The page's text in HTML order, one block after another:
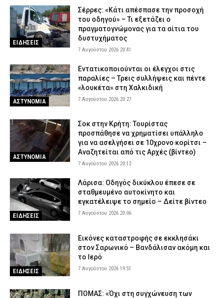
ΕΙΔΗΣΕΙΣ
Σέρρες: «Κάτι απέσπασε την προσοχή
του οδηγού» – Τι εξετάζει ο
πραγματογνώμονας για τα αίτια του
δυστυχήματος
7 Αυγούστου 2026 20:41
ΑΣΤΥΝΟΜΙΑ
Εντατικοποιούνται οι έλεγχοι στις
παραλίες – Τρεις συλλήψεις και πέντε
«λουκέτα» στη Χαλκιδική
7 Αυγούστου 2026 20:27
ΑΣΤΥΝΟΜΙΑ
Σοκ στην Κρήτη: Τουρίστας
προσπάθησε να χρηματίσει υπάλληλο
για να ασελγήσει σε 10χρονο κορίτσι –
Αναζητείται από τις Αρχές (βίντεο)
7 Αυγούστου 2026 20:12
ΕΙΔΗΣΕΙΣ
Λάρισα: Οδηγός δικύκλου έπεσε σε
σταθμευμένο αυτοκίνητο και
εγκατέλειψε το σημείο – Δείτε βίντεο
7 Αυγούστου 2026 20:06
ΕΙΔΗΣΕΙΣ
Εικόνες καταστροφής σε εκκλησάκι
στον Σαρωνικό – Βανδάλισαν ακόμη και
το Ιερό
7 Αυγούστου 2026 19:51
ΠΟΜΑΣ: «Όχι στη συγχώνευση των